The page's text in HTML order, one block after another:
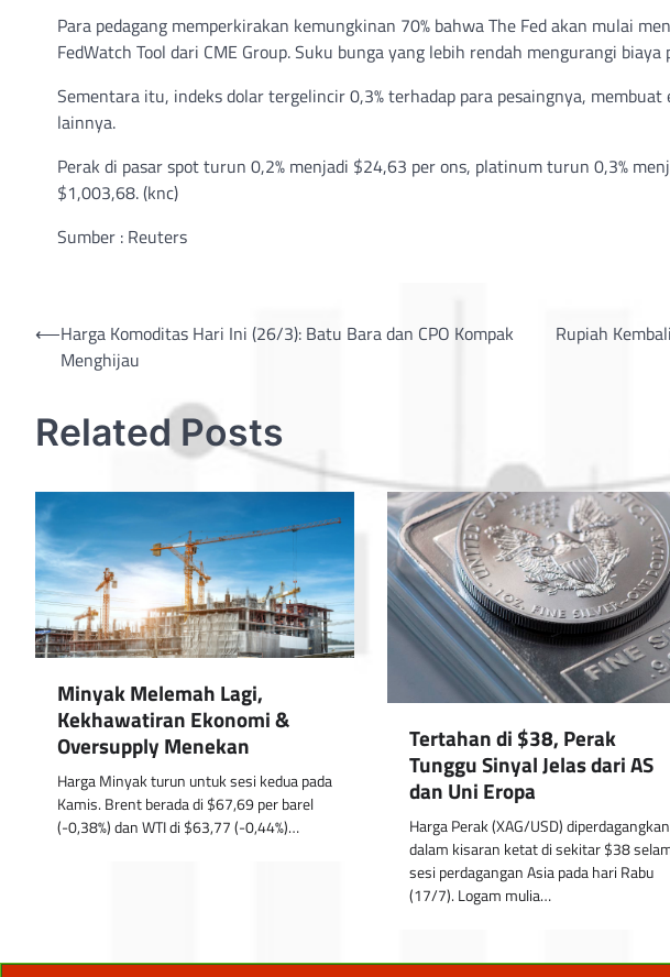
Para pedagang memperkirakan kemungkinan 70% bahwa The Fed akan mulai
FedWatch Tool dari CME Group. Suku bunga yang lebih rendah mengurangi
Sementara itu, indeks dolar tergelincir 0,3% terhadap para pesaingnya,
lainnya.
Perak di pasar spot turun 0,2% menjadi $24,63 per ons, platinum turun 0,3%
$1,003,68. (knc)
Sumber : Reuters
Post
navigation
⟵Harga Komoditas Hari Ini (26/3): Batu Bara dan CPO Kompak
Menghijau
Rupiah
Related Posts
Minyak Melemah Lagi,
Kekhawatiran Ekonomi &
Oversupply Menekan
Harga Minyak turun untuk sesi kedua pada
Kamis. Brent berada di $67,69 per barel
(-0,38%) dan WTI di $63,77 (-0,44%)…
Tertahan di $38, Perak
Tunggu Sinyal Jelas dari AS
dan Uni Eropa
Harga Perak (XAG/USD) diperdagangkan
dalam kisaran ketat di sekitar $38
sesi perdagangan Asia pada hari Rabu
(17/7). Logam mulia…